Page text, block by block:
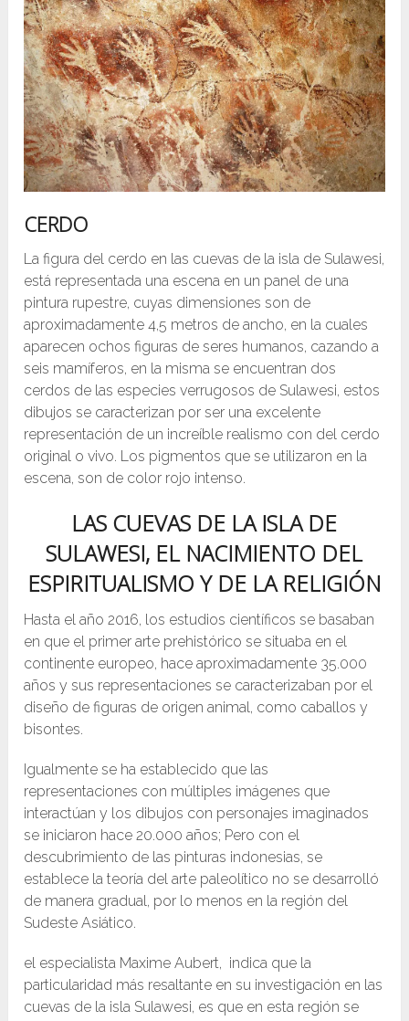
CERDO
La figura del cerdo en las cuevas de la isla de Sulawesi,
está representada una escena en un panel de una
pintura rupestre, cuyas dimensiones son de
aproximadamente 4,5 metros de ancho, en la cuales
aparecen ochos figuras de seres humanos, cazando a
seis mamíferos, en la misma se encuentran dos
cerdos de las especies verrugosos de Sulawesi, estos
dibujos se caracterizan por ser una excelente
representación de un increíble realismo con del cerdo
original o vivo. Los pigmentos que se utilizaron en la
escena, son de color rojo intenso.
LAS CUEVAS DE LA ISLA DE
SULAWESI, EL NACIMIENTO DEL
ESPIRITUALISMO Y DE LA RELIGIÓN
Hasta el año 2016, los estudios científicos se basaban
en que el primer arte prehistórico se situaba en el
continente europeo, hace aproximadamente 35.000
años y sus representaciones se caracterizaban por el
diseño de figuras de origen animal, como caballos y
bisontes.
Igualmente se ha establecido que las
representaciones con múltiples imágenes que
interactúan y los dibujos con personajes imaginados
se iniciaron hace 20.000 años; Pero con el
descubrimiento de las pinturas indonesias, se
establece la teoría del arte paleolítico no se desarrolló
de manera gradual, por lo menos en la región del
Sudeste Asiático.
el especialista Maxime Aubert, indica que la
particularidad más resaltante en su investigación en las
cuevas de la isla Sulawesi, es que en esta región se